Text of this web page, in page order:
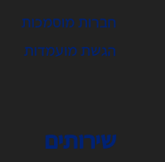
חברות מוסמכות
הגשת מועמדות
שירותים